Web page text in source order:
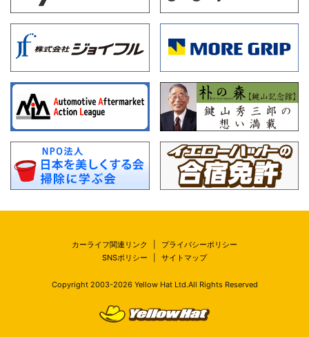
カーライフ関連リンク
プライバシーポリシー
SNSポリシー
サイトマップ
Copyright 2003-2026Yellow Hat Ltd.All Rights Reserved